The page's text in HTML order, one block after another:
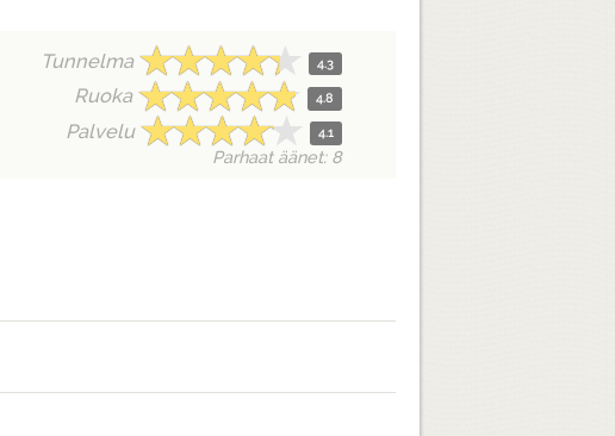
Tunnelma 4.3
Ruoka 4.8
Palvelu 4.1
Parhaat äänet: 8